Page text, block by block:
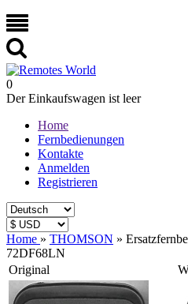
0
Der Einkaufswagen ist leer
Home
Fernbedienungen
Kontakte
Anmelden
Registrieren
Home » THOMSON »
72DF68LN
Original